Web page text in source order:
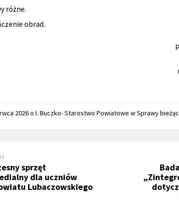
różne.
obrad.
2026oI. Buczko- Starostwo Powiatowe wSprawy
sprzęt
dla uczniów
Lubaczowskiego